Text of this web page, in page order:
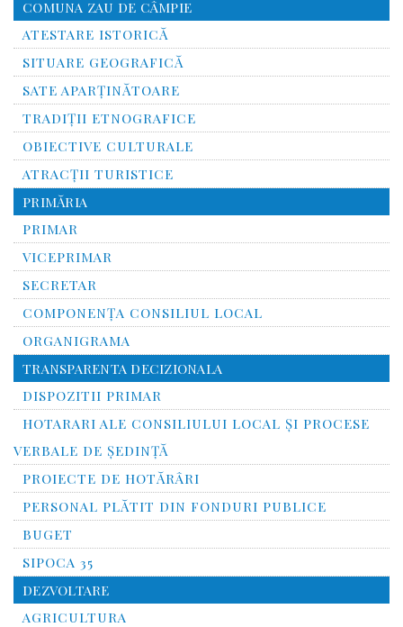
COMUNA ZAU DE CÂMPIE
ATESTARE ISTORICĂ
SITUARE GEOGRAFICĂ
SATE APARȚINĂTOARE
TRADIȚII ETNOGRAFICE
OBIECTIVE CULTURALE
ATRACȚII TURISTICE
PRIMĂRIA
PRIMAR
VICEPRIMAR
SECRETAR
COMPONENȚA CONSILIUL LOCAL
ORGANIGRAMA
TRANSPARENTA DECIZIONALA
DISPOZITII PRIMAR
HOTARARI ALE CONSILIULUI LOCAL ȘI PROCESE
VERBALE DE ȘEDINȚĂ
PROIECTE DE HOTĂRÂRI
PERSONAL PLĂTIT DIN FONDURI PUBLICE
BUGET
SIPOCA 35
DEZVOLTARE
AGRICULTURA